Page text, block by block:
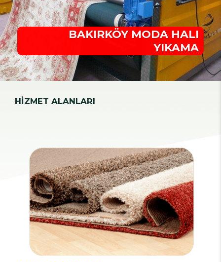
BAKIRKÖY MODA HALI
YIKAMA
HİZMET ALANLARI